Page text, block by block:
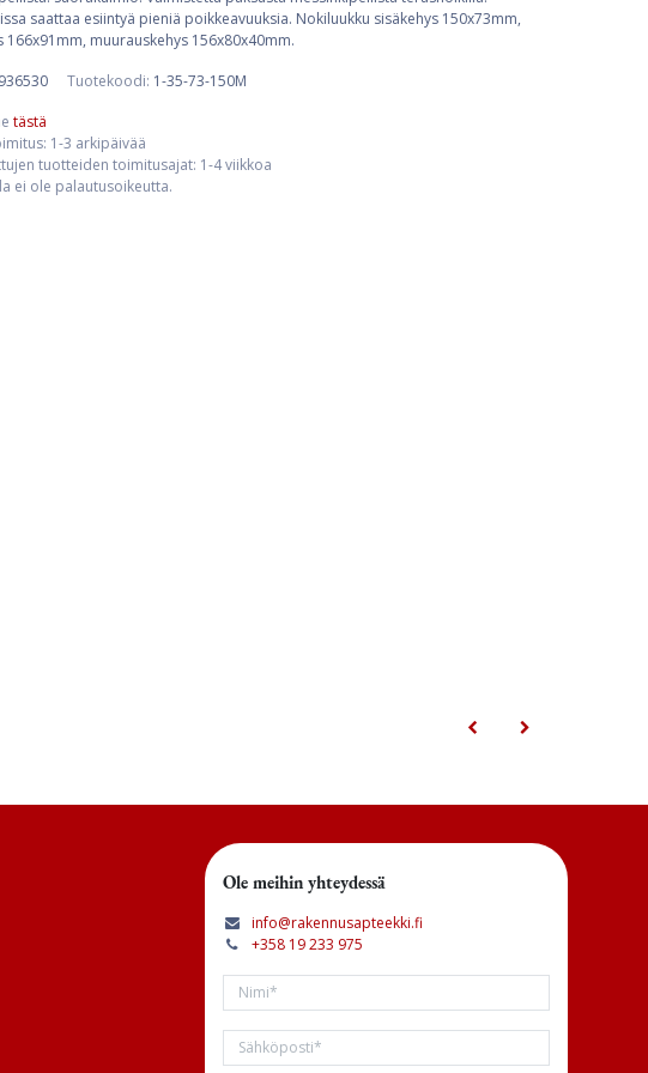
saattaa esiintyä pieniä poikkeavuuksia. Nokiluukku sisäkehys 150x73mm,
166x91mm, muurauskehys 156x80x40mm.
Tuotekoodi: 1-35-73-150M
tästä
1-3 arkipäivää
tuotteiden toimitusajat: 1-4 viikkoa
ei ole palautusoikeutta.
Ole meihin yhteydessä
info@rakennusapteekki.fi
+358 19 233 975